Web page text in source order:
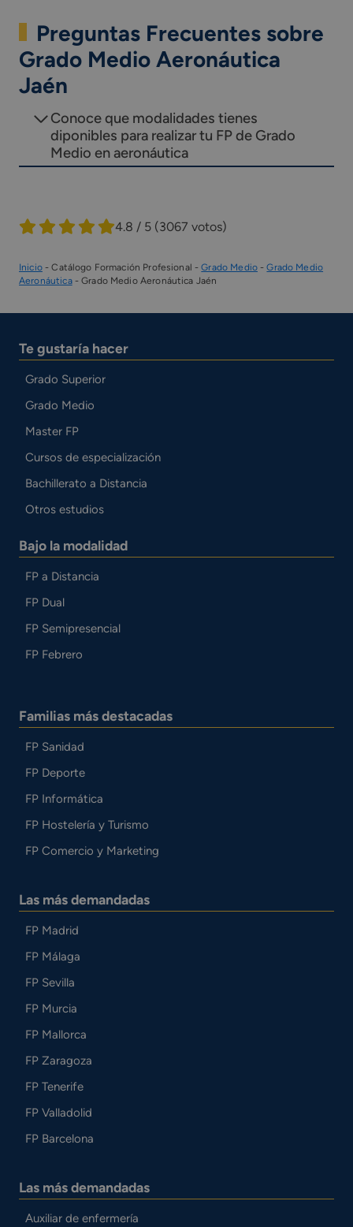
Preguntas Frecuentes sobre
Grado Medio Aeronáutica
Jaén
Conoce que modalidades tienes
diponibles para realizar tu FP de Grado
Medio en aeronáutica
4.8 / 5 (3067 votos)
Inicio-Catálogo Formación Profesional -Grado Medio-Grado Medio
Aeronáutica-Grado Medio Aeronáutica Jaén
Te gustaría hacer
Grado Superior
Grado Medio
Master FP
Cursos de especialización
Bachillerato a Distancia
Otros estudios
Bajo la modalidad
FP a Distancia
FP Dual
FP Semipresencial
FP Febrero
Familias más destacadas
FP Sanidad
FP Deporte
FP Informática
FP Hostelería y Turismo
FP Comercio y Marketing
Las más demandadas
FP Madrid
FP Málaga
FP Sevilla
FP Murcia
FP Mallorca
FP Zaragoza
FP Tenerife
FP Valladolid
FP Barcelona
Las más demandadas
Auxiliar de enfermería